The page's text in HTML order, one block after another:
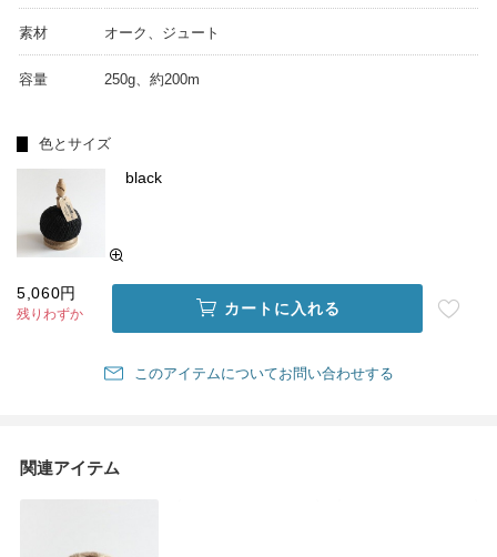
素材 オーク、ジュート
容量 250g、約200m
色とサイズ
black
5,060円
残りわずか カートに入れる
このアイテムについてお問い合わせする
関連アイテム